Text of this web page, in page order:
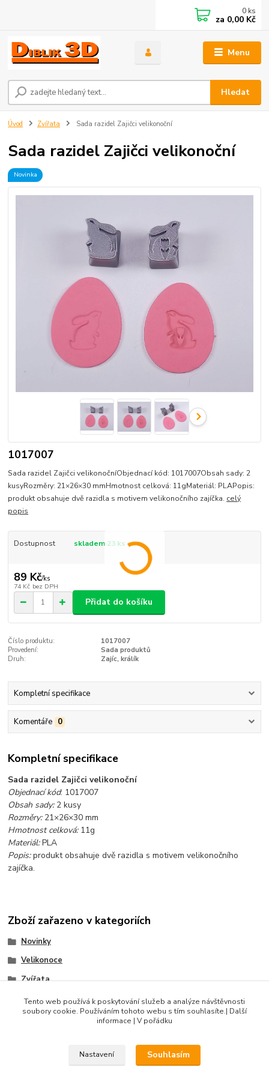
Menu
Hledat
0 ks
za 0,00 Kč
Úvod Zvířata Sada razidel Zajičci velikonoční
Sada razidel Zajičci velikonoční
Novinka
1017007
Sada razidel Zajičci velikonočníObjednací kód: 1017007Obsah sady: 2
kusyRozměry: 21×26×30 mmHmotnost celková: 11gMateriál: PLAPopis:
produkt obsahuje dvě razidla s motivem velikonočního zajíčka. celý
popis
Dostupnost skladem 23 ks
89 Kč/ks
74 Kč bez DPH
Přidat do košíku
Číslo produktu:
1017007
Provedení:
Sada produktů
Druh:
Zajíc, králík
Kompletní specifikace
Komentáře 0
Kompletní specifikace
Sada razidel Zajičci velikonoční
Objednací kód: 1017007
Obsah sady:2 kusy
Rozměry:21×26×30 mm
Hmotnost celková:11g
Materiál:PLA
Popis:produkt obsahuje dvě razidla s motivem velikonočního
zajíčka.
Zboží zařazeno v kategoriích
Novinky
Velikonoce
Zvířata
Sady razidel
Produkty do 100 Kč
Tento web používá k poskytování služeb a analýze návštěvnosti
soubory cookie. Používáním tohoto webu s tím souhlasíte.| Další
informace | V pořádku
Nastavení Souhlasím